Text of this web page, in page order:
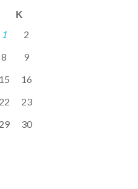
Κ
1
2
8
9
15
16
22
23
29
30